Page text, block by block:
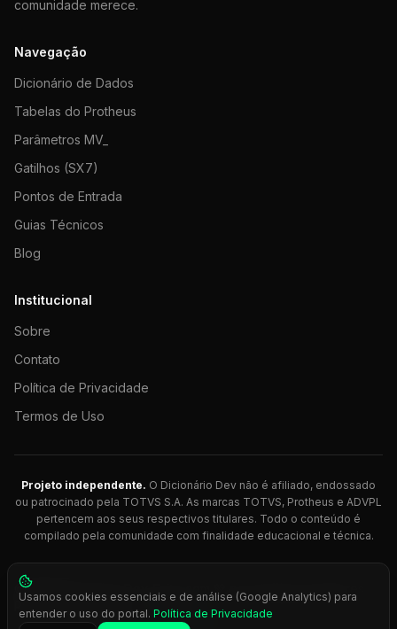
comunidade merece.
Navegação
Dicionário de Dados
Tabelas do Protheus
Parâmetros MV_
Gatilhos (SX7)
Pontos de Entrada
Guias Técnicos
Blog
Institucional
Sobre
Contato
Política de Privacidade
Termos de Uso
Projeto independente. O Dicionário Dev não é afiliado, endossado
ou patrocinado pela TOTVS S.A. As marcas TOTVS, Protheus e ADVPL
pertencem aos seus respectivos titulares. Todo o conteúdo é
compilado pela comunidade com finalidade educacional e técnica.
© 2026 Dicionário Dev. Feito com 💚 para desenvolvedores
Protheus.
Press Ctrl+K
Usamos cookies essenciais e de análise (Google Analytics) para
entender o uso do portal. Política de Privacidade